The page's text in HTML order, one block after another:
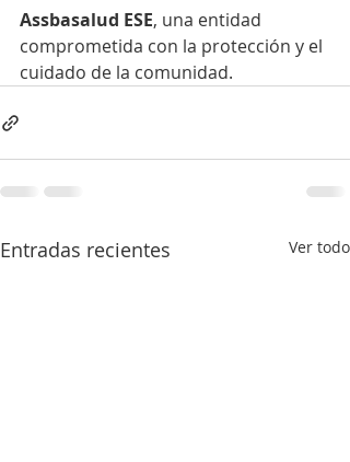
Assbasalud ESE, una entidad
comprometida con la protección y el
cuidado de la comunidad.
Entradas recientes Ver todo